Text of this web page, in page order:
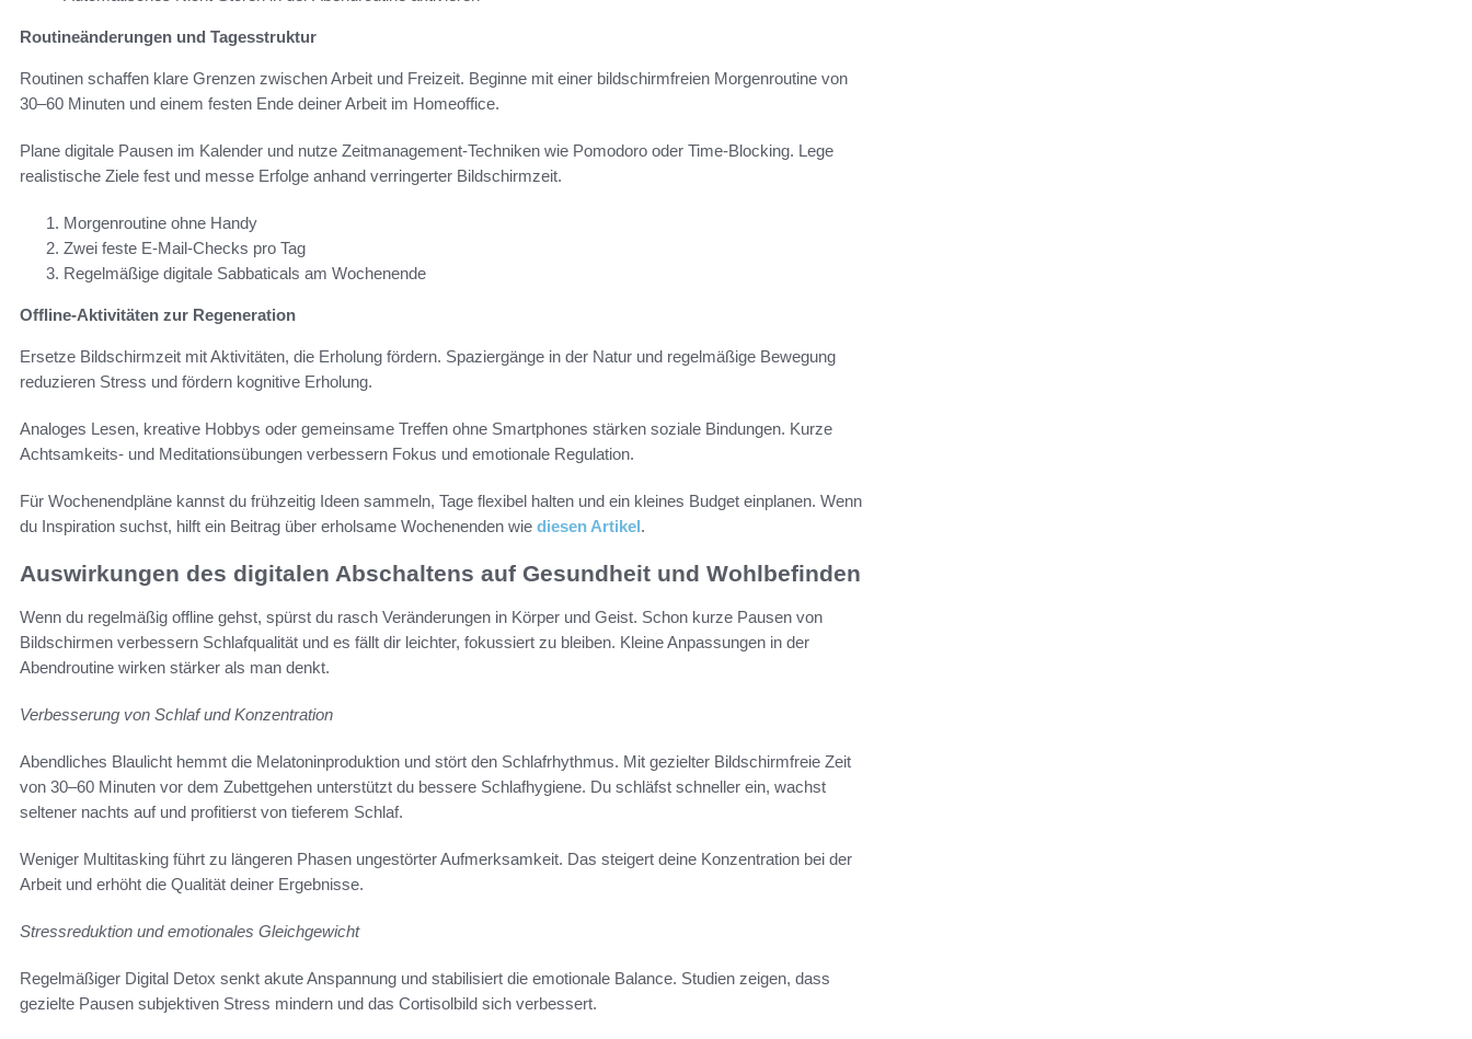
Routineänderungen und Tagesstruktur
Routinen schaffen klare Grenzen zwischen Arbeit und Freizeit. Beginne mit einer bildschirmfreien Morgenroutine von
30–60 Minuten und einem festen Ende deiner Arbeit im Homeoffice.
Plane digitale Pausen im Kalender und nutze Zeitmanagement‑Techniken wie Pomodoro oder Time‑Blocking. Lege
realistische Ziele fest und messe Erfolge anhand verringerter Bildschirmzeit.
Morgenroutine ohne Handy
Zwei feste E‑Mail‑Checks pro Tag
Regelmäßige digitale Sabbaticals am Wochenende
Offline-Aktivitäten zur Regeneration
Ersetze Bildschirmzeit mit Aktivitäten, die Erholung fördern. Spaziergänge in der Natur und regelmäßige Bewegung
reduzieren Stress und fördern kognitive Erholung.
Analoges Lesen, kreative Hobbys oder gemeinsame Treffen ohne Smartphones stärken soziale Bindungen. Kurze
Achtsamkeits‑ und Meditationsübungen verbessern Fokus und emotionale Regulation.
Für Wochenendpläne kannst du frühzeitig Ideen sammeln, Tage flexibel halten und ein kleines Budget einplanen. Wenn
du Inspiration suchst, hilft ein Beitrag über erholsame Wochenenden wie diesen Artikel.
Auswirkungen des digitalen Abschaltens auf Gesundheit und Wohlbefinden
Wenn du regelmäßig offline gehst, spürst du rasch Veränderungen in Körper und Geist. Schon kurze Pausen von
Bildschirmen verbessern Schlafqualität und es fällt dir leichter, fokussiert zu bleiben. Kleine Anpassungen in der
Abendroutine wirken stärker als man denkt.
Verbesserung von Schlaf und Konzentration
Abendliches Blaulicht hemmt die Melatoninproduktion und stört den Schlafrhythmus. Mit gezielter Bildschirmfreie Zeit
von 30–60 Minuten vor dem Zubettgehen unterstützt du bessere Schlafhygiene. Du schläfst schneller ein, wachst
seltener nachts auf und profitierst von tieferem Schlaf.
Weniger Multitasking führt zu längeren Phasen ungestörter Aufmerksamkeit. Das steigert deine Konzentration bei der
Arbeit und erhöht die Qualität deiner Ergebnisse.
Stressreduktion und emotionales Gleichgewicht
Regelmäßiger Digital Detox senkt akute Anspannung und stabilisiert die emotionale Balance. Studien zeigen, dass
gezielte Pausen subjektiven Stress mindern und das Cortisolbild sich verbessert.